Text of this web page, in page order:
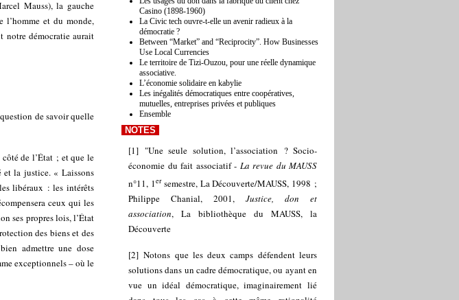
Mauss), la gauche
l’homme et du monde,
notre démocratie aurait
de savoir quelle
de l’État ; et que le
et la justice. « Laissons
libéraux : les intérêts
ceux qui les
ses propres lois, l’État
des biens et des
admettre une dose
exceptionnels – où le
Casino (1898-1960)
La Civic tech ouvre-t-elle un avenir radieux à la
démocratie ?
Between “Market” and “Reciprocity”. How Businesses
Use Local Currencies
Le territoire de Tizi-Ouzou, pour une réelle dynamique
associative.
L’économie solidaire en kabylie
Les inégalités démocratiques entre coopératives,
mutuelles, entreprises privées et publiques
Ensemble
NOTES
[1] "Une seule solution, l’association ? Socio-
économie du fait associatif - La revue du MAUSS
n°11, 1ersemestre, La Découverte/MAUSS, 1998 ;
Philippe Chanial, 2001, Justice, don et
association, La bibliothèque du MAUSS, la
Découverte
[2]Notons que les deux camps défendent leurs
solutions dans un cadre démocratique, ou ayant en
vue un idéal démocratique, imaginairement lié